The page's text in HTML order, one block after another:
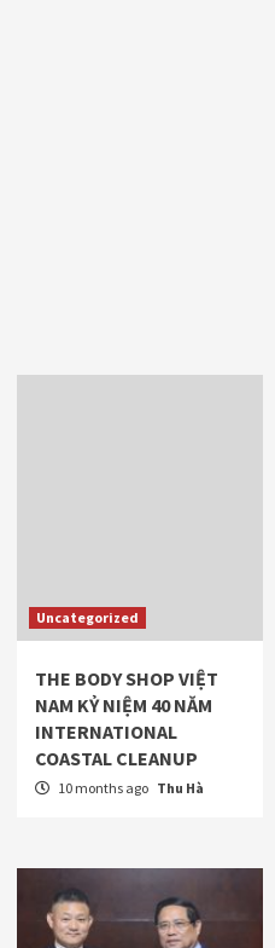
Uncategorized
THE BODY SHOP VIỆT
NAM KỶ NIỆM 40 NĂM
INTERNATIONAL
COASTAL CLEANUP
10 months ago Thu Hà